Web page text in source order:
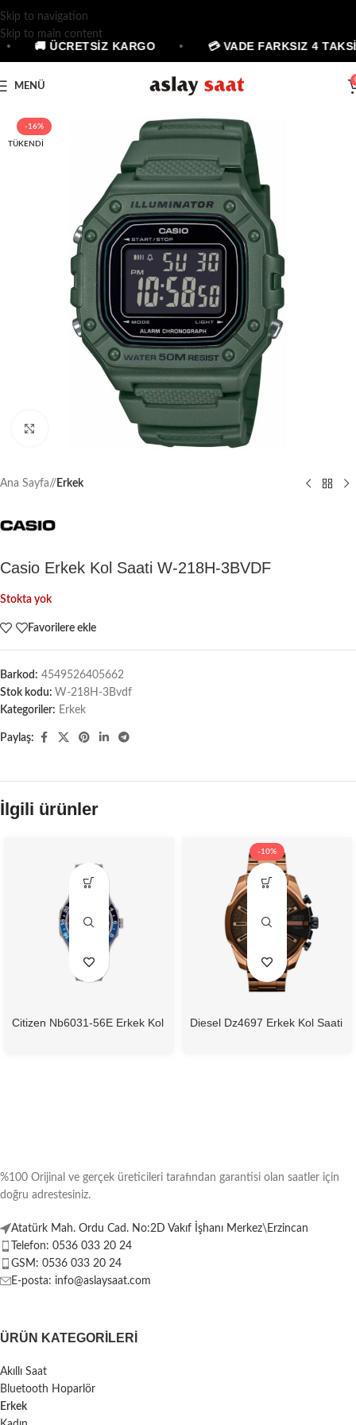
Skip to navigation
Skip to main content
🚚 ÜCRETSİZ KARGO 💳 VADE FARKSIZ 4
MENÜ
-16%
TÜKENDI
Büyütmek için tıklayın
Ana Sayfa/ Erkek
Casio Erkek Kol Saati W-218H-3BVDF
Stokta yok
Favorilere ekle
Barkod: 4549526405662
Stok kodu: W-218H-3Bvdf
Kategoriler: Erkek
Paylaş:
İlgili ürünler
Citizen Nb6031-56E Erkek Kol
-10%
Diesel Dz4697 Erkek Kol Saati
%100 Orijinal ve gerçek üreticileri tarafından garantisi olan saatler için
doğru adrestesiniz.
Atatürk Mah. Ordu Cad. No:2D Vakıf İşhanı Merkez\Erzincan
Telefon: 0536 033 20 24
GSM: 0536 033 20 24
E-posta: info@aslaysaat.com
ÜRÜN KATEGORILERI
Akıllı Saat
Bluetooth Hoparlör
Erkek